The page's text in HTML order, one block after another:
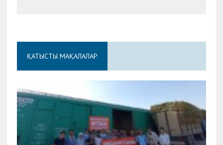
ҚАТЫСТЫ МАҚАЛАЛАР